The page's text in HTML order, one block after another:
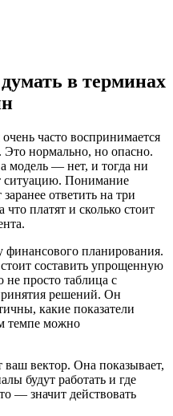
в терминах
часто воспринимается
Это нормально, но опасно.
модель — нет, и тогда ни
ситуацию. Понимание
ответить на три
платят и сколько стоит
планирования.
составить упрощенную
просто таблица с
решений. Он
какие показатели
темпе можно
ваш вектор. Она показывает,
будут работать и где
— значит действовать